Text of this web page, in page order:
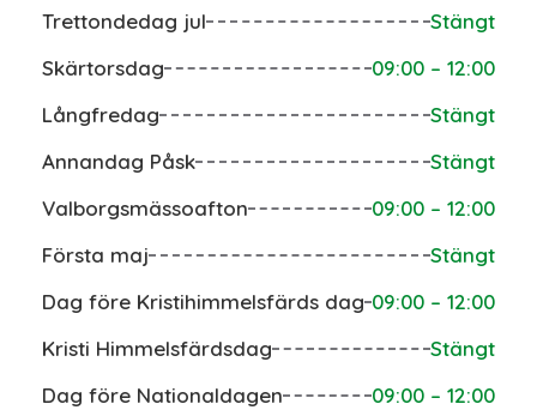
Trettondedag jul
Stängt
Skärtorsdag
09:00 – 12:00
Långfredag
Stängt
Annandag Påsk
Stängt
Valborgsmässoafton
09:00 – 12:00
Första maj
Stängt
Dag före Kristihimmelsfärds dag 09:00 – 12:00
Kristi Himmelsfärdsdag
Stängt
Dag före Nationaldagen
09:00 – 12:00